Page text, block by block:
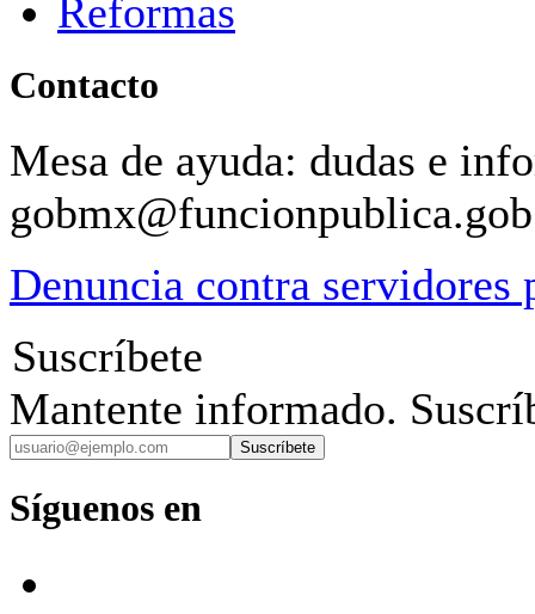
Reformas
Contacto
Mesa de ayuda: dudas e
Denuncia contra servidores
Suscríbete
Mantente informado.
Suscríbete
Síguenos en